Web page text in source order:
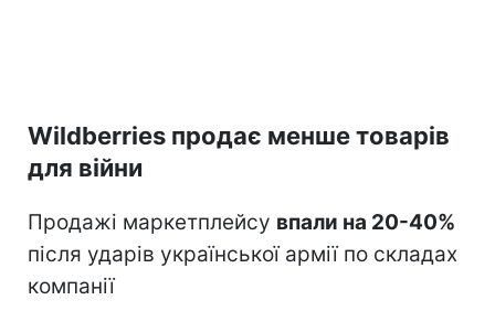
Wildberries продає менше товарів
для війни
Продажі маркетплейсу впали на 20-40%
після ударів української армії по складах
компанії